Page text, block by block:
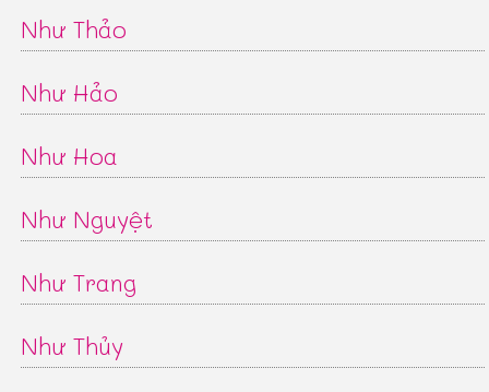
Như Thảo
Như Hảo
Như Hoa
Như Nguyệt
Như Trang
Như Thủy